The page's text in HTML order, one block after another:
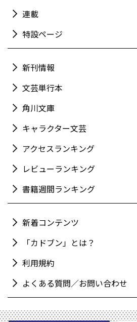
連載
特設ページ
新刊情報
文芸単行本
角川文庫
キャラクター文芸
アクセスランキング
レビューランキング
書籍週間ランキング
新着コンテンツ
「カドブン」とは？
利用規約
よくある質問／お問い合わせ